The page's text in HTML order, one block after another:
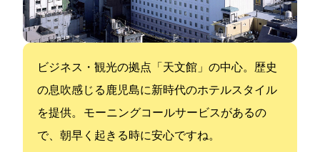
ビジネス・観光の拠点「天文館」の中心。歴史
の息吹感じる鹿児島に新時代のホテルスタイル
を提供。 モーニングコールサービスがあるの
で、朝早く起きる時に安心ですね。